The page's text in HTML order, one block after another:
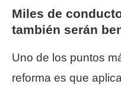
Miles de
también serán
Uno de los puntos
reforma es que